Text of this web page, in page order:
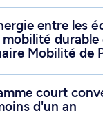
entre les
Mobilité de
court
d'un an